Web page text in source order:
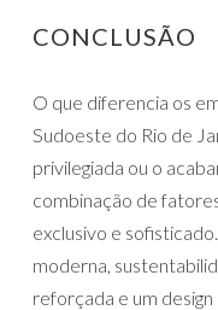
CONCLUSÃO
O que diferencia os
Sudoeste do Rio de
privilegiada ou o
combinação de
exclusivo e
moderna,
reforçada e um